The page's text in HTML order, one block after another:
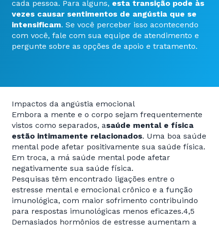
cada pessoa. Para alguns, esta transição pode às
vezes causar sentimentos de angústia que se
intensificam. Se você perceber isso acontecendo
com você, fale com sua equipe de atendimento e
pergunte sobre as opções de apoio e tratamento.
Impactos da angústia emocional
Embora a mente e o corpo sejam frequentemente
vistos como separados, asaúde mental e física
estão intimamente relacionados. Uma boa saúde
mental pode afetar positivamente sua saúde física.
Em troca, a má saúde mental pode afetar
negativamente sua saúde física.
Pesquisas têm encontrado ligações entre o
estresse mental e emocional crônico e a função
imunológica, com maior sofrimento contribuindo
para respostas imunológicas menos eficazes.4,5
Demasiados hormônios de estresse aumentam a